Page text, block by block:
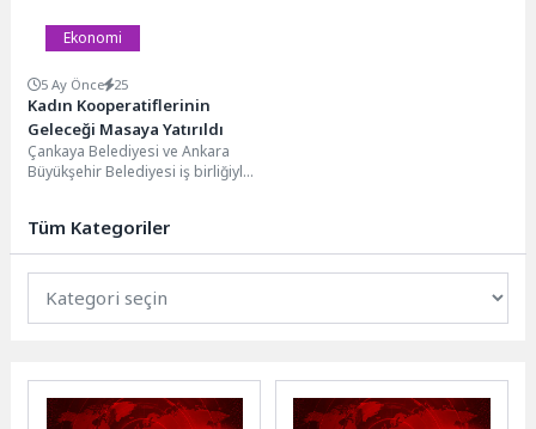
Ekonomi
5 Ay Önce 25
Kadın Kooperatiflerinin
Geleceği Masaya Yatırıldı
Çankaya Belediyesi ve Ankara
Büyükşehir Belediyesi iş birliğiyle,
kadın kooperatiflerinin...
Tüm Kategoriler